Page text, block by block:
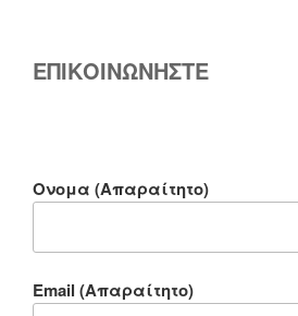
ΕΠΙΚΟΙΝΩΝΗΣΤΕ
Ονομα (Απαραίτητο)
Email (Απαραίτητο)